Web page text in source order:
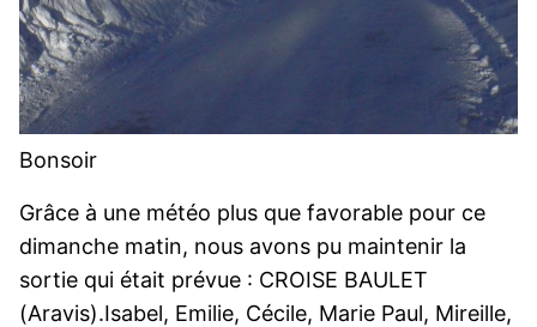
Bonsoir
Grâce à une météo plus que favorable pour ce
dimanche matin, nous avons pu maintenir la
sortie qui était prévue : CROISE BAULET
(Aravis).Isabel, Emilie, Cécile, Marie Paul, Mireille,